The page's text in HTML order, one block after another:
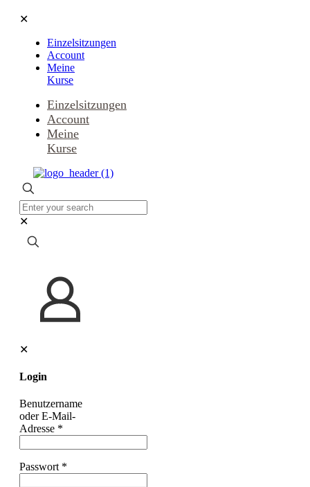
✕
Einzelsitzungen
Account
Meine
Kurse
Einzelsitzungen
Account
Meine
Kurse
✕
✕
Login
Benutzername
oder E-Mail-
Adresse *
Passwort *